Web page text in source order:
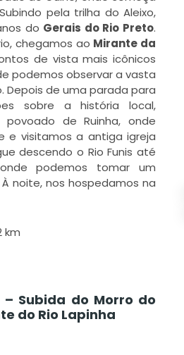
pela trilha do Aleixo,
do Gerais do Rio Preto.
chegamos ao Mirante da
de vista mais icônicos
podemos observar a vasta
Depois de uma parada para
sobre a história local,
de Ruinha, onde
e visitamos a antiga igreja
descendo o Rio Funis até
podemos tomar um
noite, nos hospedamos na
km
– Subida do Morro do
do Rio Lapinha